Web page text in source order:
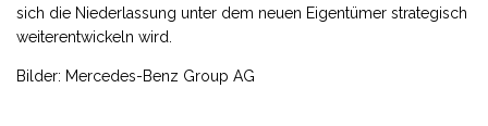
sich die Niederlassung unter dem neuen Eigentümer strategisch
weiterentwickeln wird.
Bilder: Mercedes-Benz Group AG